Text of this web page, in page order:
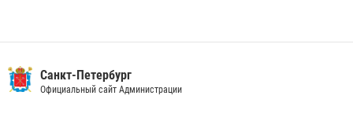
В Красногвардейском районе росгвардейцы задержали хулигана,
угрожавшего мужчине пневматическим пистолетом
Санкт-Петербург
Официальный сайт Администрации